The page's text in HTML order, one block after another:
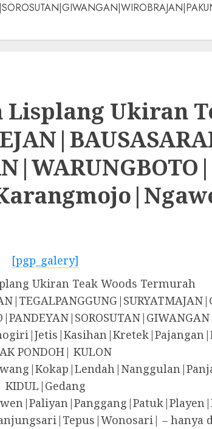
Lisplang Ukiran
[pgp_galery]
Ukiran Teak Woods Termurah
PONDOH| KULON
KIDUL|Gedang
– hanya